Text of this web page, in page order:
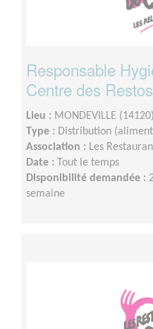
Responsable
Centre des
Lieu : MONDEVILLE (14120)
Type : Distribution
Association : Les
Date : Tout le temps
Disponibilité demandée :
semaine